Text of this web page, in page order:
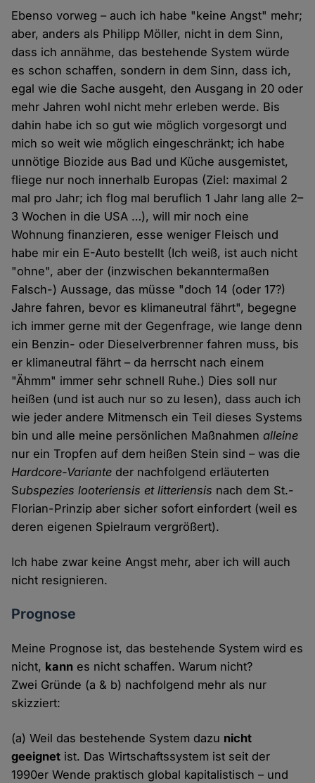
Ebenso vorweg – auch ich habe "keine Angst" mehr;
aber, anders als Philipp Möller, nicht in dem Sinn,
dass ich annähme, das bestehende System würde
es schon schaffen, sondern in dem Sinn, dass ich,
egal wie die Sache ausgeht, den Ausgang in 20 oder
mehr Jahren wohl nicht mehr erleben werde. Bis
dahin habe ich so gut wie möglich vorgesorgt und
mich so weit wie möglich eingeschränkt; ich habe
unnötige Biozide aus Bad und Küche ausgemistet,
fliege nur noch innerhalb Europas (Ziel: maximal 2
mal pro Jahr; ich flog mal beruflich 1 Jahr lang alle 2–
3 Wochen in die USA …), will mir noch eine
Wohnung finanzieren, esse weniger Fleisch und
habe mir ein E-Auto bestellt (Ich weiß, ist auch nicht
"ohne", aber der (inzwischen bekanntermaßen
Falsch-) Aussage, das müsse "doch 14 (oder 17?)
Jahre fahren, bevor es klimaneutral fährt", begegne
ich immer gerne mit der Gegenfrage, wie lange denn
ein Benzin- oder Dieselverbrenner fahren muss, bis
er klimaneutral fährt – da herrscht nach einem
"Ähmm" immer sehr schnell Ruhe.) Dies soll nur
heißen (und ist auch nur so zu lesen), dass auch ich
wie jeder andere Mitmensch ein Teil dieses Systems
bin und alle meine persönlichen Maßnahmenalleine
nur ein Tropfen auf dem heißen Stein sind – was die
Hardcore-Variante der nachfolgend erläuterten
Subspezies looteriensis et litteriensis nach dem St.-
Florian-Prinzip aber sicher sofort einfordert (weil es
deren eigenen Spielraum vergrößert).
Ich habe zwar keine Angst mehr, aber ich will auch
nicht resignieren.
Prognose
Meine Prognose ist, das bestehende System wird es
nicht, kann es nicht schaffen. Warum nicht?
Zwei Gründe (a & b) nachfolgend mehr als nur
skizziert:
(a) Weil das bestehende System dazu nicht
geeignet ist. Das Wirtschaftssystem ist seit der
1990er Wende praktisch global kapitalistisch – und